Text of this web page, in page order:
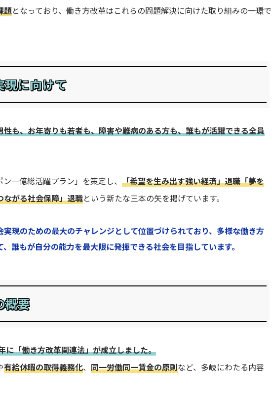
題となっており、働き方改革はこれらの問題解決に向けた取り組みの一環で
現に向けて
も、お年寄りも若者も、障害や難病のある方も、誰もが活躍できる全員
一億総活躍プラン」を策定し、 「希望を生み出す強い経済」退職「夢を
ながる社会保障」退職という新たな三本の矢を掲げています。
現のための最大のチャレンジとして位置づけられており、多様な働き方
誰もが自分の能力を最大限に発揮できる社会を目指しています。
概要
に「働き方改革関連法」が成立しました。
有給休暇の取得義務化、 同一労働同一賃金の原則など、多岐にわたる内容